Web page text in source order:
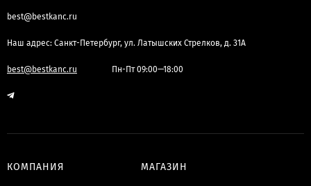
best@bestkanc.ru
Наш адрес: Санкт-Петербург, ул. Латышских Стрелков, д. 31А
best@bestkanc.ru Пн-Пт 09:00—18:00
КОМПАНИЯ МАГАЗИН